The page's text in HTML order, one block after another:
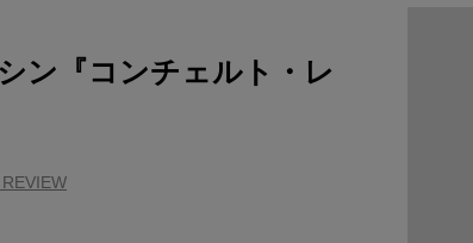
ン『コンチェルト・レ